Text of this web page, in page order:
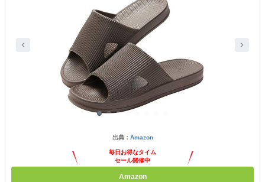
出典： Amazon
毎日お得なタイム
セール開催中
Amazon